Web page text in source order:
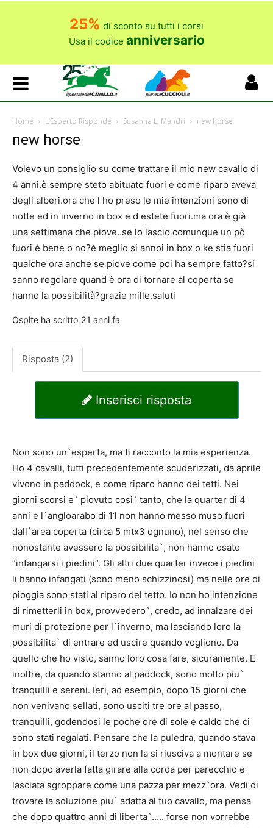
25% di sconto su tutti i corsi
Usa il codice anniversario
Home L’Esperto Risponde Susanna Li Mandri new horse
new horse
Volevo un consiglio su come trattare il mio new cavallo di
4 anni.è sempre steto abituato fuori e come riparo aveva
degli alberi.ora che l ho preso le mie intenzioni sono di
notte ed in inverno in box e d estete fuori.ma ora è già
una settimana che piove..se lo lascio comunque un pò
fuori è bene o no?è meglio si annoi in box o ke stia fuori
qualche ora anche se piove come poi ha sempre fatto?si
sanno regolare quand è ora di tornare al coperta se
hanno la possibilità?grazie mille.saluti
Ospite ha scritto 21 anni fa
Risposta (2)
Inserisci risposta
Non sono un`esperta, ma ti racconto la mia esperienza.
Ho 4 cavalli, tutti precedentemente scuderizzati, da aprile
vivono in paddock, e come riparo hanno dei tetti. Nei
giorni scorsi e` piovuto cosi` tanto, che la quarter di 4
anni e l`angloarabo di 11 non hanno messo muso fuori
dall`area coperta (circa 5 mtx3 ognuno), nel senso che
nonostante avessero la possibilita`, non hanno osato
“infangarsi i piedini“. Gli altri due quarter invece i piedini
li hanno infangati (sono meno schizzinosi) ma nelle ore di
pioggia sono stati al riparo del tetto. Io non ho intenzione
di rimetterli in box, provvedero`, credo, ad innalzare dei
muri di protezione per l`inverno, ma lasciando loro la
possibilita` di entrare ed uscire quando vogliono. Da
quello che ho visto, sanno loro cosa fare, sicuramente. E
inoltre, da quando stanno al paddock, sono molto piu`
tranquilli e sereni. Ieri, ad esempio, dopo 15 giorni che
non venivano sellati, sono usciti tre ore al passo,
tranquilli, godendosi le poche ore di sole e caldo che ci
sono stati regalati. Pensare che la puledra, quando stava
in box due giorni, il terzo non la si riusciva a montare se
non dopo averla fatta girare alla corda per parecchio e
lasciata sgroppare come una pazza per mezz`ora. Vedi di
trovare la soluzione piu` adatta al tuo cavallo, ma pensa
che dopo quattro anni di liberta`….. forse non vorrebbe